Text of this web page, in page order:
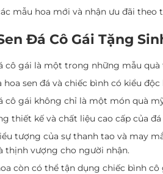
mẫu hoa mới và nhận ưu đãi theo
Đá Cô Gái Tặng
cô gái là một trong những mẫu
hoa sen đá và chiếc bình có kiểu
cô gái không chỉ là một món quà
thiết kế và chất liệu cao cấp của
tượng của sự thanh tao và may
thịnh vượng cho người nhận.
còn có thể tận dụng chiếc bình